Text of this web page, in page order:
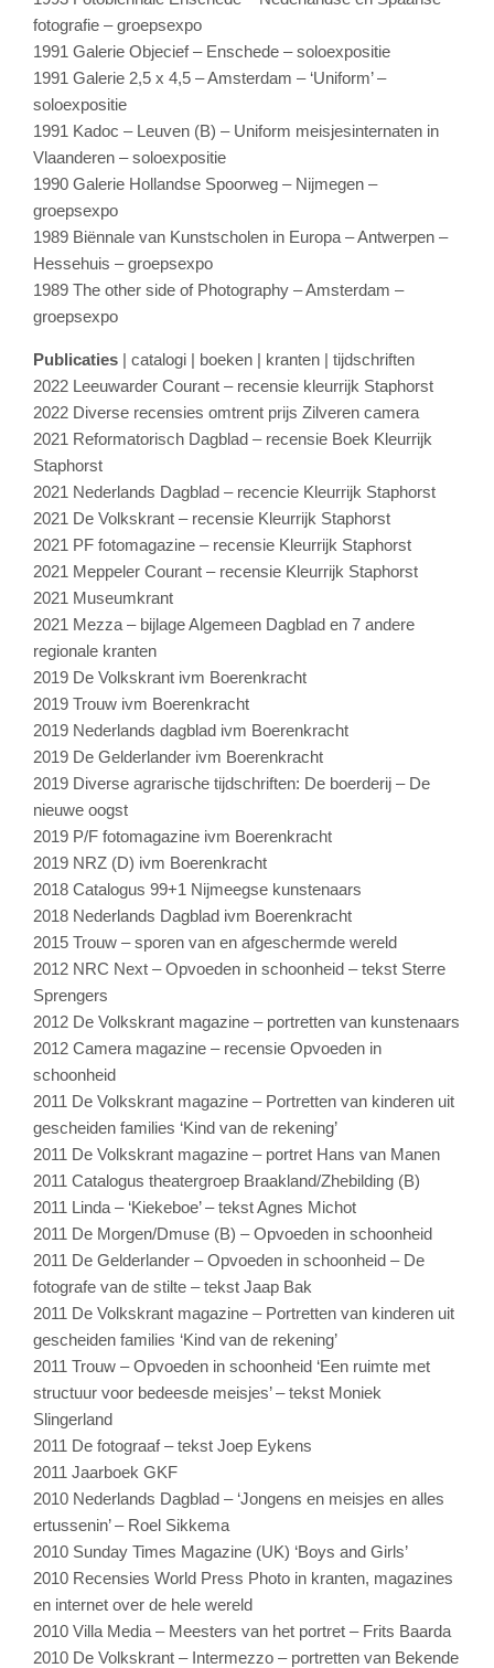
fotografie – groepsexpo
1991 Galerie Objecief – Enschede – soloexpositie
1991 Galerie 2,5 x 4,5 – Amsterdam – ‘Uniform’ –
soloexpositie
1991 Kadoc – Leuven (B) – Uniform meisjesinternaten in
Vlaanderen – soloexpositie
1990 Galerie Hollandse Spoorweg – Nijmegen –
groepsexpo
1989 Biënnale van Kunstscholen in Europa – Antwerpen –
Hessehuis – groepsexpo
1989 The other side of Photography – Amsterdam –
groepsexpo
Publicaties | catalogi | boeken | kranten | tijdschriften
2022 Leeuwarder Courant – recensie kleurrijk Staphorst
2022 Diverse recensies omtrent prijs Zilveren camera
2021 Reformatorisch Dagblad – recensie Boek Kleurrijk
Staphorst
2021 Nederlands Dagblad – recencie Kleurrijk Staphorst
2021 De Volkskrant – recensie Kleurrijk Staphorst
2021 PF fotomagazine – recensie Kleurrijk Staphorst
2021 Meppeler Courant – recensie Kleurrijk Staphorst
2021 Museumkrant
2021 Mezza – bijlage Algemeen Dagblad en 7 andere
regionale kranten
2019 De Volkskrant ivm Boerenkracht
2019 Trouw ivm Boerenkracht
2019 Nederlands dagblad ivm Boerenkracht
2019 De Gelderlander ivm Boerenkracht
2019 Diverse agrarische tijdschriften: De boerderij – De
nieuwe oogst
2019 P/F fotomagazine ivm Boerenkracht
2019 NRZ (D) ivm Boerenkracht
2018 Catalogus 99+1 Nijmeegse kunstenaars
2018 Nederlands Dagblad ivm Boerenkracht
2015 Trouw – sporen van en afgeschermde wereld
2012 NRC Next – Opvoeden in schoonheid – tekst Sterre
Sprengers
2012 De Volkskrant magazine – portretten van kunstenaars
2012 Camera magazine – recensie Opvoeden in
schoonheid
2011 De Volkskrant magazine – Portretten van kinderen uit
gescheiden families ‘Kind van de rekening’
2011 De Volkskrant magazine – portret Hans van Manen
2011 Catalogus theatergroep Braakland/Zhebilding (B)
2011 Linda – ‘Kiekeboe’ – tekst Agnes Michot
2011 De Morgen/Dmuse (B) – Opvoeden in schoonheid
2011 De Gelderlander – Opvoeden in schoonheid – De
fotografe van de stilte – tekst Jaap Bak
2011 De Volkskrant magazine – Portretten van kinderen uit
gescheiden families ‘Kind van de rekening’
2011 Trouw – Opvoeden in schoonheid ‘Een ruimte met
structuur voor bedeesde meisjes’ – tekst Moniek
Slingerland
2011 De fotograaf – tekst Joep Eykens
2011 Jaarboek GKF
2010 Nederlands Dagblad – ‘Jongens en meisjes en alles
ertussenin’ – Roel Sikkema
2010 Sunday Times Magazine (UK) ‘Boys and Girls’
2010 Recensies World Press Photo in kranten, magazines
en internet over de hele wereld
2010 Villa Media – Meesters van het portret – Frits Baarda
2010 De Volkskrant – Intermezzo – portretten van Bekende